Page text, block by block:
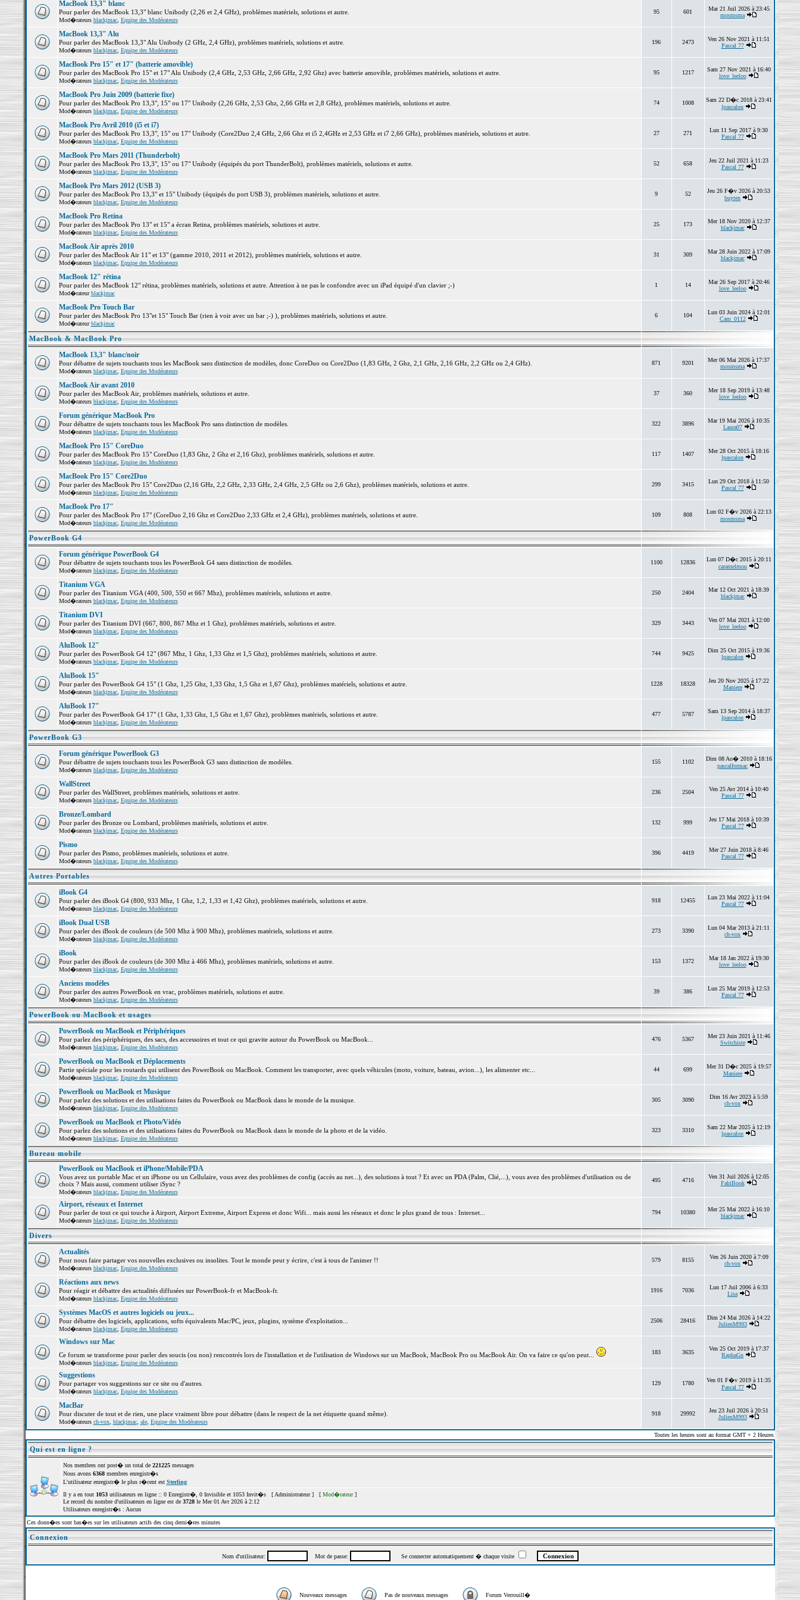
MacBook 13,3" blanc
Pour parler des MacBook 13,3" blanc Unibody (2,26 et 2,4 GHz), problèmes matériels, solutions et autre.
Mod�rateurs blackjmac, Equipe des Modérateurs
95 601
Mar 21 Juil 2026 à 23:45
mosmsma
MacBook 13,3" Alu
Pour parler des MacBook 13,3" Alu Unibody (2 GHz, 2,4 GHz), problèmes matériels, solutions et autre.
Mod�rateurs blackjmac, Equipe des Modérateurs
196 2473
Ven 26 Nov 2021 à 11:51
Pascal 77
MacBook Pro 15" et 17" (batterie amovible)
Pour parler des MacBook Pro 15" et 17" Alu Unibody (2,4 GHz, 2,53 GHz, 2,66 GHz, 2,92 Ghz) avec batterie amovible, problèmes matériels, solutions et autre.
Mod�rateurs blackjmac, Equipe des Modérateurs
95 1217
Sam 27 Nov 2021 à 16:40
love_leeloo
MacBook Pro Juin 2009 (batterie fixe)
Pour parler des MacBook Pro 13,3", 15" ou 17" Unibody (2,26 GHz, 2,53 Ghz, 2,66 GHz et 2,8 GHz), problèmes matériels, solutions et autre.
Mod�rateurs blackjmac, Equipe des Modérateurs
74 1008
Sam 22 D�c 2018 à 23:41
lpascalon
MacBook Pro Avril 2010 (i5 et i7)
Pour parler des MacBook Pro 13,3", 15" ou 17" Unibody (Core2Duo 2,4 GHz, 2,66 Ghz et i5 2,4GHz et 2,53 GHz et i7 2,66 GHz), problèmes matériels, solutions et autre.
Mod�rateurs blackjmac, Equipe des Modérateurs
27 271
Lun 11 Sep 2017 à 9:30
Pascal 77
MacBook Pro Mars 2011 (Thunderbolt)
Pour parler des MacBook Pro 13,3", 15" ou 17" Unibody (équipés du port ThunderBolt), problèmes matériels, solutions et autre.
Mod�rateurs blackjmac, Equipe des Modérateurs
52 658
Jeu 22 Juil 2021 à 11:23
Pascal 77
MacBook Pro Mars 2012 (USB 3)
Pour parler des MacBook Pro 13,3" et 15" Unibody (équipés du port USB 3), problèmes matériels, solutions et autre.
Mod�rateurs blackjmac, Equipe des Modérateurs
9 52
Jeu 26 F�v 2026 à 20:53
buyten
MacBook Pro Retina
Pour parler des MacBook Pro 13" et 15" a écran Retina, problèmes matériels, solutions et autre.
Mod�rateurs blackjmac, Equipe des Modérateurs
25 173
Mer 18 Nov 2020 à 12:37
blackjmac
MacBook Air après 2010
Pour parler des MacBook Air 11" et 13" (gamme 2010, 2011 et 2012), problèmes matériels, solutions et autre.
Mod�rateurs blackjmac, Equipe des Modérateurs
31 309
Mar 28 Juin 2022 à 17:09
blackjmac
MacBook 12" rétina
Pour parler des MacBook 12" rétina, problèmes matériels, solutions et autre. Attention à ne pas le confondre avec un iPad équipé d'un clavier ;-)
Mod�rateurblackjmac
1 14
Mar 26 Sep 2017 à 20:46
love_leeloo
MacBook Pro Touch Bar
Pour parler des MacBook Pro 13"et 15" Touch Bar (rien à voir avec un bar ;-) ), problèmes matériels, solutions et autre.
Mod�rateurblackjmac
6 104
Lun 03 Juin 2024 à 12:01
Cam_0112
MacBook & MacBook Pro
MacBook 13,3" blanc/noir
Pour débattre de sujets touchants tous les MacBook sans distinction de modèles, donc CoreDuo ou Core2Duo (1,83 GHz, 2 Ghz, 2,1 GHz, 2,16 GHz, 2,2 GHz ou 2,4 GHz).
Mod�rateurs blackjmac, Equipe des Modérateurs
871 9201
Mer 06 Mai 2026 à 17:37
mosmsma
MacBook Air avant 2010
Pour parler des MacBook Air, problèmes matériels, solutions et autre.
Mod�rateurs blackjmac, Equipe des Modérateurs
37 360
Mer 18 Sep 2019 à 13:48
love_leeloo
Forum générique MacBook Pro
Pour débattre de sujets touchants tous les MacBook Pro sans distinction de modèles.
Mod�rateurs blackjmac, Equipe des Modérateurs
322 3896
Mar 19 Mai 2026 à 10:35
Laura07
MacBook Pro 15" CoreDuo
Pour parler des MacBook Pro 15" CoreDuo (1,83 Ghz, 2 Ghz et 2,16 Ghz), problèmes matériels, solutions et autre.
Mod�rateurs blackjmac, Equipe des Modérateurs
117 1407
Mer 28 Oct 2015 à 18:16
lpascalon
MacBook Pro 15" Core2Duo
Pour parler des MacBook Pro 15" Core2Duo (2,16 GHz, 2,2 GHz, 2,33 GHz, 2,4 GHz, 2,5 GHz ou 2,6 Ghz), problèmes matériels, solutions et autre.
Mod�rateurs blackjmac, Equipe des Modérateurs
299 3415
Lun 29 Oct 2018 à 11:50
Pascal 77
MacBook Pro 17"
Pour parler des MacBook Pro 17" (CoreDuo 2,16 Ghz et Core2Duo 2,33 GHz et 2,4 GHz), problèmes matériels, solutions et autre.
Mod�rateurs blackjmac, Equipe des Modérateurs
109 808
Lun 02 F�v 2026 à 22:13
mosmsma
PowerBook G4
Forum générique PowerBook G4
Pour débattre de sujets touchants tous les PowerBook G4 sans distinction de modèles.
Mod�rateurs blackjmac, Equipe des Modérateurs
1100 12836
Lun 07 D�c 2015 à 20:11
caramelmou
Titanium VGA
Pour parler des Titanium VGA (400, 500, 550 et 667 Mhz), problèmes matériels, solutions et autre.
Mod�rateurs blackjmac, Equipe des Modérateurs
250 2404
Mar 12 Oct 2021 à 18:39
blackjmac
Titanium DVI
Pour parler des Titanium DVI (667, 800, 867 Mhz et 1 Ghz), problèmes matériels, solutions et autre.
Mod�rateurs blackjmac, Equipe des Modérateurs
329 3443
Ven 07 Mai 2021 à 12:00
love_leeloo
AluBook 12"
Pour parler des PowerBook G4 12" (867 Mhz, 1 Ghz, 1,33 Ghz et 1,5 Ghz), problèmes matériels, solutions et autre.
Mod�rateurs blackjmac, Equipe des Modérateurs
744 9425
Dim 25 Oct 2015 à 19:36
lpascalon
AluBook 15"
Pour parler des PowerBook G4 15" (1 Ghz, 1,25 Ghz, 1,33 Ghz, 1,5 Ghz et 1,67 Ghz), problèmes matériels, solutions et autre.
Mod�rateurs blackjmac, Equipe des Modérateurs
1228 18328
Jeu 20 Nov 2025 à 17:22
Maniere
AluBook 17"
Pour parler des PowerBook G4 17" (1 Ghz, 1,33 Ghz, 1,5 Ghz et 1,67 Ghz), problèmes matériels, solutions et autre.
Mod�rateurs blackjmac, Equipe des Modérateurs
477 5787
Sam 13 Sep 2014 à 18:37
lpascalon
PowerBook G3
Forum générique PowerBook G3
Pour débattre de sujets touchants tous les PowerBook G3 sans distinction de modèles.
Mod�rateurs blackjmac, Equipe des Modérateurs
155 1102
Dim 08 Ao� 2010 à 18:16
pascalformac
WallStreet
Pour parler des WallStreet, problèmes matériels, solutions et autre.
Mod�rateurs blackjmac, Equipe des Modérateurs
236 2504
Ven 25 Avr 2014 à 10:40
Pascal 77
Bronze/Lombard
Pour parler des Bronze ou Lombard, problèmes matériels, solutions et autre.
Mod�rateurs blackjmac, Equipe des Modérateurs
132 999
Jeu 17 Mai 2018 à 10:39
Pascal 77
Pismo
Pour parler des Pismo, problèmes matériels, solutions et autre.
Mod�rateurs blackjmac, Equipe des Modérateurs
396 4419
Mer 27 Juin 2018 à 8:46
Pascal 77
Autres Portables
iBook G4
Pour parler des iBook G4 (800, 933 Mhz, 1 Ghz, 1,2, 1,33 et 1,42 Ghz), problèmes matériels, solutions et autre.
Mod�rateurs blackjmac, Equipe des Modérateurs
918 12455
Lun 23 Mai 2022 à 11:04
Pascal 77
iBook Dual USB
Pour parler des iBook de couleurs (de 500 Mhz à 900 Mhz), problèmes matériels, solutions et autre.
Mod�rateurs blackjmac, Equipe des Modérateurs
273 3390
Lun 04 Mar 2013 à 21:11
ch-vox
iBook
Pour parler des iBook de couleurs (de 300 Mhz à 466 Mhz), problèmes matériels, solutions et autre.
Mod�rateurs blackjmac, Equipe des Modérateurs
153 1372
Mar 18 Jan 2022 à 19:30
love_leeloo
Anciens modèles
Pour parler des autres PowerBook en vrac, problèmes matériels, solutions et autre.
Mod�rateurs blackjmac, Equipe des Modérateurs
39 386
Lun 25 Mar 2019 à 12:53
Pascal 77
PowerBook ou MacBook et usages
PowerBook ou MacBook et Périphériques
Pour parlez des périphériques, des sacs, des accessoires et tout ce qui gravite autour du PowerBook ou MacBook...
Mod�rateurs blackjmac, Equipe des Modérateurs
476 5367
Mer 23 Juin 2021 à 11:46
Switchiste
PowerBook ou MacBook et Déplacements
Partie spéciale pour les routards qui utilisent des PowerBook ou MacBook. Comment les transporter, avec quels véhicules (moto, voiture, bateau, avion...), les alimenter etc...
Mod�rateurs blackjmac, Equipe des Modérateurs
44 699
Mer 31 D�c 2025 à 19:57
Maniere
PowerBook ou MacBook et Musique
Pour parlez des solutions et des utilisations faites du PowerBook ou MacBook dans le monde de la musique.
Mod�rateurs blackjmac, Equipe des Modérateurs
305 3090
Dim 16 Avr 2023 à 5:59
ch-vox
PowerBook ou MacBook et Photo/Vidéo
Pour parlez des solutions et des utilisations faites du PowerBook ou MacBook dans le monde de la photo et de la vidéo.
Mod�rateurs blackjmac, Equipe des Modérateurs
323 3310
Sam 22 Mar 2025 à 12:19
lpascalon
Bureau mobile
PowerBook ou MacBook et iPhone/Mobile/PDA
Vous avez un portable Mac et un iPhone ou un Cellulaire, vous avez des problèmes de config (accès au net...), des solutions à tout ? Et avec un PDA (Palm, Clié,...), vous avez des problèmes d'utilisation ou de
choix ? Mais aussi, comment utiliser iSync ?
Mod�rateurs blackjmac, Equipe des Modérateurs
495 4716
Ven 31 Juil 2026 à 12:05
FabiBook
Airport, réseaux et Internet
Pour parler de tout ce qui touche à Airport, Airport Extreme, Airport Express et donc Wifi... mais aussi les réseaux et donc le plus grand de tous : Internet...
Mod�rateurs blackjmac, Equipe des Modérateurs
794 10380
Mer 25 Mai 2022 à 16:10
blackjmac
Divers
Actualités
Pour nous faire partager vos nouvelles exclusives ou insolites. Tout le monde peut y écrire, c'est à tous de l'animer !!
Mod�rateurs blackjmac, Equipe des Modérateurs
579 8155
Ven 26 Juin 2020 à 7:09
ch-vox
Réactions aux news
Pour réagir et débattre des actualités diffusées sur PowerBook-fr et MacBook-fr.
Mod�rateurs blackjmac, Equipe des Modérateurs
1916 7036
Lun 17 Juil 2006 à 6:33
Lisa
Systèmes MacOS et autres logiciels ou jeux...
Pour débattre des logiciels, applications, softs équivalents Mac/PC, jeux, plugins, système d'exploitation...
Mod�rateurs blackjmac, Equipe des Modérateurs
2506 28416
Dim 24 Mai 2026 à 14:22
JulienM993
Windows sur Mac
Ce forum se transforme pour parler des soucis (ou non) rencontrés lors de l'installation et de l'utilisation de Windows sur un MacBook, MacBook Pro ou MacBook Air. On va faire ce qu'on peut...
Mod�rateurs blackjmac, Equipe des Modérateurs
183 3635
Ven 25 Oct 2019 à 17:37
RaphaGn
Suggestions
Pour partager vos suggestions sur ce site ou d'autres.
Mod�rateurs blackjmac, Equipe des Modérateurs
129 1780
Ven 01 F�v 2019 à 11:35
Pascal 77
MacBar
Pour discuter de tout et de rien, une place vraiment libre pour débattre (dans le respect de la net étiquette quand même).
Mod�rateurs ch-vox, blackjmac, ale, Equipe des Modérateurs
918 29992
Jeu 23 Juil 2026 à 20:51
JulienM993
Toutes les heures sont au format GMT + 2 Heures
Qui est en ligne ?
Nos membres ont post� un total de 221225messages
Nous avons 6368membres enregistr�s
L'utilisateur enregistr� le plus r�cent est Sterling
Il y a en tout 1053utilisateurs en ligne :: 0 Enregistr�, 0 Invisible et 1053 Invit�s [ Administrateur] [ Mod�rateur]
Le record du nombre d'utilisateurs en ligne est de 3728le Mer 01 Avr 2026 à 2:12
Utilisateurs enregistr�s : Aucun
Ces donn�es sont bas�es sur les utilisateurs actifs des cinq derni�res minutes
Connexion
Nom d'utilisateur: Mot de passe: Se connecter automatiquement � chaque visite
Nouveaux messages Pas de nouveaux messages Forum Verrouill�